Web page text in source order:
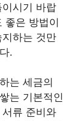
시기 바랍
좋은 방법이
하는 것만
.
는 세금의
는 기본적인
류 준비와